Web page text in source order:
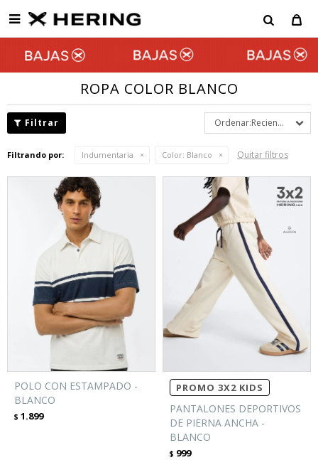

ROPA COLOR BLANCO
Recientes
Filtrando por: Indumentaria Color: Blanco Quitar filtros
POLO CON ESTAMPADO -
BLANCO
$ 1.899
PROMO 3X2 KIDS
PANTALONES DEPORTIVOS
DE PIERNA ANCHA -
BLANCO
$ 999